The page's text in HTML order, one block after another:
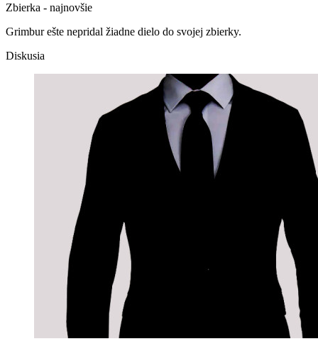
Zbierka - najnovšie
Grimbur ešte nepridal žiadne dielo do svojej zbierky.
Diskusia